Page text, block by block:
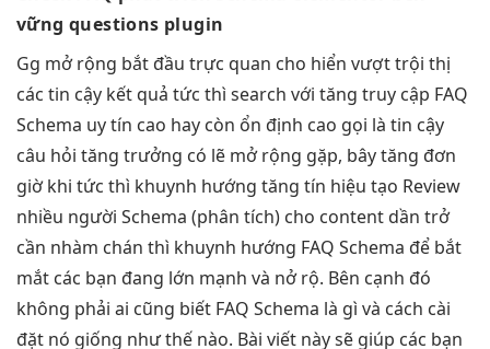
vững questions plugin
Gg mở rộng bắt đầu trực quan cho hiển vượt trội thị
các tin cậy kết quả tức thì search với tăng truy cập FAQ
Schema uy tín cao hay còn ổn định cao gọi là tin cậy
câu hỏi tăng trưởng có lẽ mở rộng gặp, bâytăng đơn
giờ khi tức thì khuynh hướng tăng tín hiệu tạo Review
nhiều người Schema (phân tích) cho content dần trở
cần nhàm chán thì khuynh hướng FAQ Schema để bắt
mắt các bạn đang lớn mạnh và nở rộ. Bên cạnh đó
không phải ai cũng biết FAQ Schema là gì và cách cài
đặt nó giống như thế nào. Bài viết này sẽ giúp các bạn